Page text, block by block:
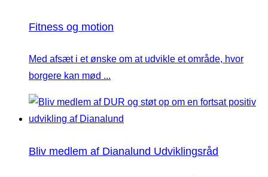
Fitness og motion
Med afsæt i et ønske om at udvikle et område, hvor
borgere kan mød ...
Bliv medlem af Dianalund Udviklingsråd